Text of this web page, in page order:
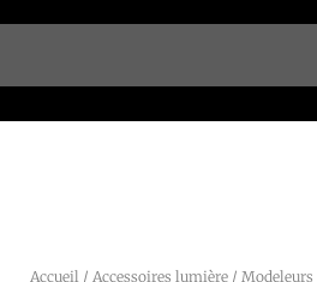
Accueil /Accessoires lumière /Modeleurs